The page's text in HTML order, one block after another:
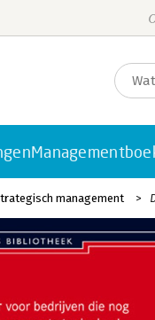
management